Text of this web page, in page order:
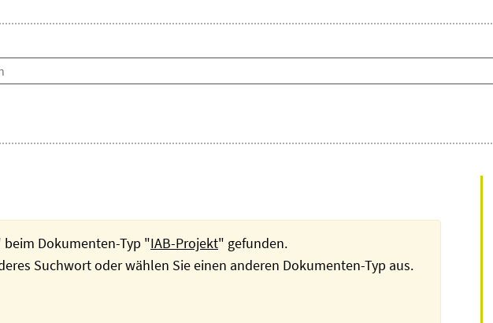
beim Dokumenten-Typ "IAB-Projekt" gefunden.
Suchwort oder wählen Sie einen anderen Dokumenten-Typ aus.